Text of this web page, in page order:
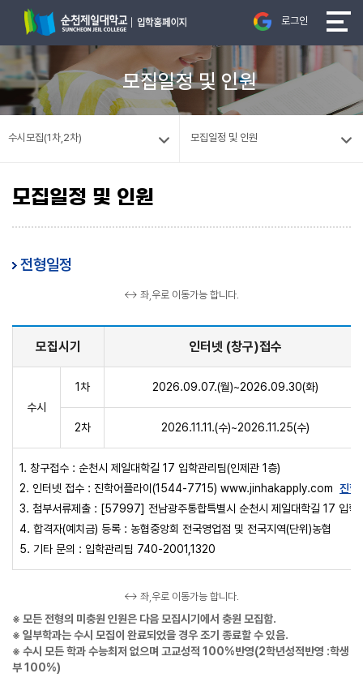
로그인
모집일정 및 인원
수시모집(1차,2차) 모집일정 및 인원
모집일정 및 인원
전형일정
↔ 좌,우로 이동가능 합니다.
모집시기 인터넷 (창구)접수
수시
1차 2026.09.07.(월)~2026.09.30(화)
2차 2026.11.11.(수)~2026.11.25(수)
1. 창구접수 : 순천시 제일대학길 17 입학관리팀(인제관 1층)
2. 인터넷 접수 : 진학어플라이(1544-7715) www.jinhakapply.com 진학
3. 첨부서류제출 : [57997] 전남광주통합특별시 순천시 제일대학길 17 입학
4. 합격자(예치금) 등록 : 농협중앙회 전국영업점 및 전국지역(단위)농협
5. 기타 문의 : 입학관리팀 740-2001,1320
↔ 좌,우로 이동가능 합니다.
※ 모든 전형의 미충원 인원은 다음 모집시기에서 충원 모집함.
※ 일부학과는 수시 모집이 완료되었을 경우 조기 종료할 수 있음.
※ 수시 모든 학과 수능최저 없으며 고교성적 100%반영(2학년성적반영 :학생
부 100%)